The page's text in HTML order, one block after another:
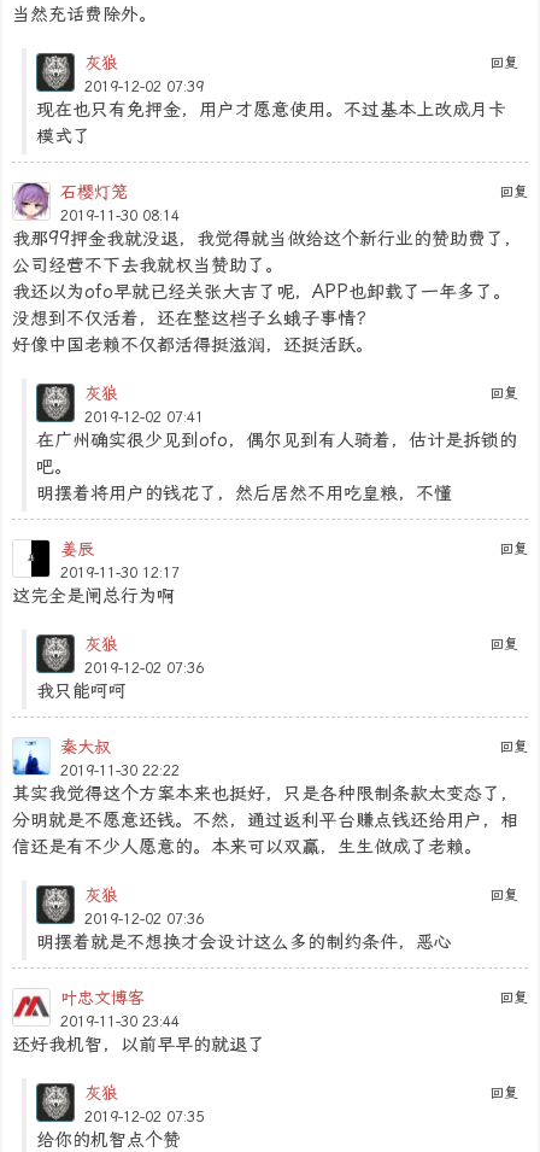
当然充话费除外。
回复
灰狼
2019-12-02 07:39
现在也只有免押金，用户才愿意使用。不过基本上改成月卡
模式了
回复
石樱灯笼
2019-11-30 08:14
我那99押金我就没退，我觉得就当做给这个新行业的赞助费了，
公司经营不下去我就权当赞助了。
我还以为ofo早就已经关张大吉了呢，APP也卸载了一年多了。
没想到不仅活着，还在整这档子幺蛾子事情？
好像中国老赖不仅都活得挺滋润，还挺活跃。
回复
灰狼
2019-12-02 07:41
在广州确实很少见到ofo，偶尔见到有人骑着，估计是拆锁的
吧。
明摆着将用户的钱花了，然后居然不用吃皇粮，不懂
回复
姜辰
2019-11-30 12:17
这完全是闸总行为啊
回复
灰狼
2019-12-02 07:36
我只能呵呵
回复
秦大叔
2019-11-30 22:22
其实我觉得这个方案本来也挺好，只是各种限制条款太变态了，
分明就是不愿意还钱。不然，通过返利平台赚点钱还给用户，相
信还是有不少人愿意的。本来可以双赢，生生做成了老赖。
回复
灰狼
2019-12-02 07:36
明摆着就是不想换才会设计这么多的制约条件，恶心
回复
叶忠文博客
2019-11-30 23:44
还好我机智，以前早早的就退了
回复
灰狼
2019-12-02 07:35
给你的机智点个赞